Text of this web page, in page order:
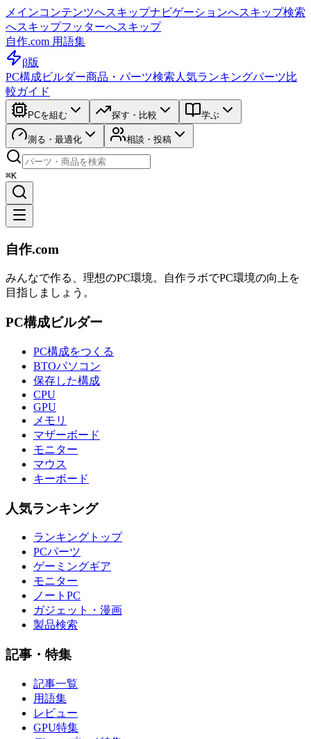
メインコンテンツへスキップナビゲーションへスキップ検索
へスキップフッターへスキップ
自作.com 用語集
β版
PC構成ビルダー商品・パーツ検索 人気ランキングパーツ比
較ガイド
PCを組む 探す・比較 学ぶ
測る・最適化 相談・投稿
⌘K
自作.com
みんなで作る、理想のPC環境。 自作ラボでPC環境の向上を
目指しましょう。
PC構成ビルダー
PC構成をつくる
BTOパソコン
保存した構成
CPU
GPU
メモリ
マザーボード
モニター
マウス
キーボード
人気ランキング
ランキングトップ
PCパーツ
ゲーミングギア
モニター
ノートPC
ガジェット・漫画
製品検索
記事・特集
記事一覧
用語集
レビュー
GPU特集